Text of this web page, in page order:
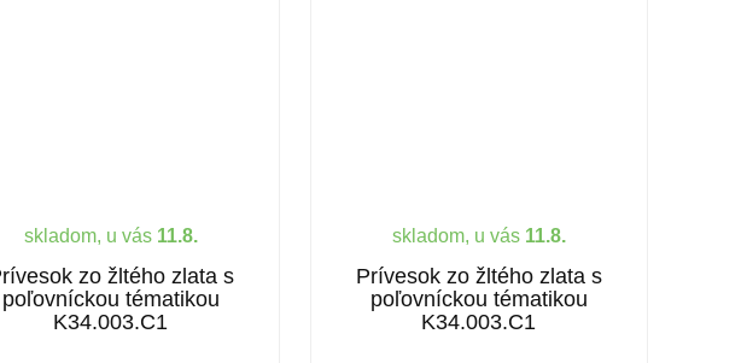
skladom, u vás 11.8.
zo žltého zlata s
poľovníckou tématikou
K34.003.C1
skladom, u vás 11.8.
Prívesok zo žltého zlata s
poľovníckou tématikou
K34.003.C1